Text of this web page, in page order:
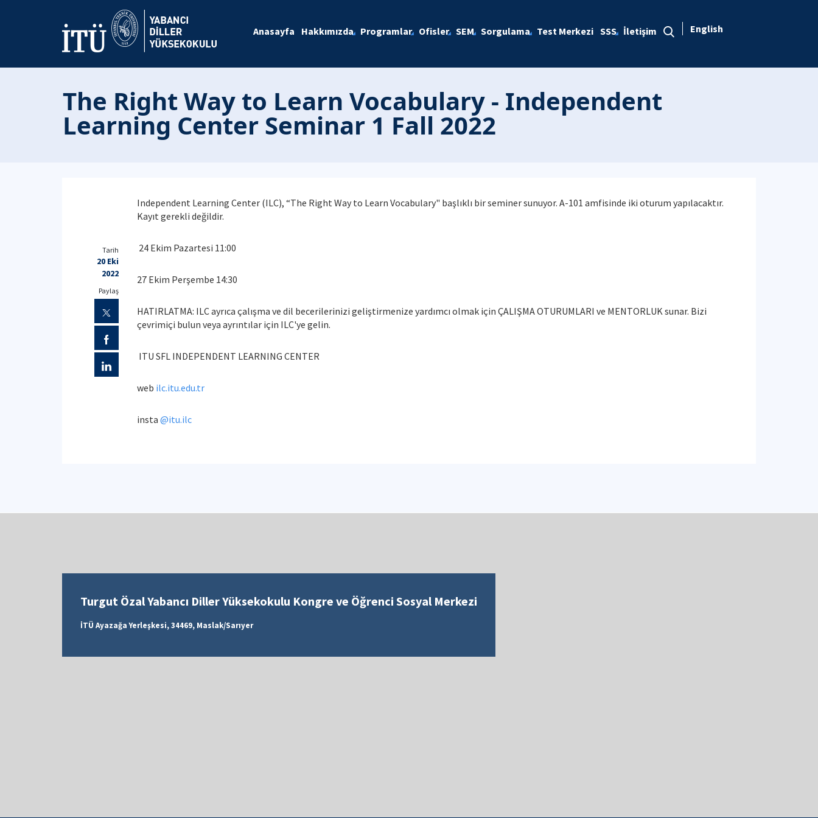
Anasayfa Hakkımızda Programlar Ofisler SEM Sorgulama Test Merkezi SSS İletişim English
The Right Way to Learn Vocabulary - Independent
Learning Center Seminar 1 Fall 2022
Independent Learning Center (ILC), “The Right Way to Learn Vocabulary" başlıklı bir seminer sunuyor. A-101 amfisinde iki oturum yapılacaktır.
Kayıt gerekli değildir.
24 Ekim Pazartesi 11:00
27 Ekim Perşembe 14:30
HATIRLATMA: ILC ayrıca çalışma ve dil becerilerinizi geliştirmenize yardımcı olmak için ÇALIŞMA OTURUMLARI ve MENTORLUK sunar. Bizi
çevrimiçi bulun veya ayrıntılar için ILC'ye gelin.
ITU SFL INDEPENDENT LEARNING CENTER
web ilc.itu.edu.tr
insta @itu.ilc
Tarih
20 Eki
2022
Paylaş
Turgut Özal Yabancı Diller Yüksekokulu Kongre ve Öğrenci Sosyal Merkezi
İTÜ Ayazağa Yerleşkesi, 34469, Maslak/Sarıyer